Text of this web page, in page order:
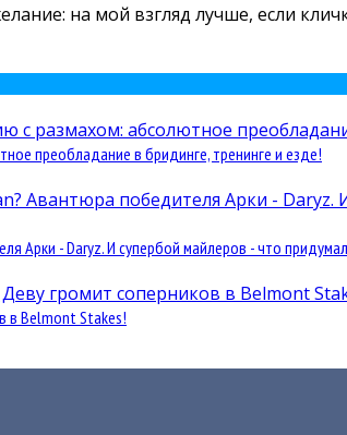
на мой взгляд лучше, если
преобладание в бридинге, тренинге и езде!
Арки - Daryz. И супербой майлеров - что
в Belmont Stakes!